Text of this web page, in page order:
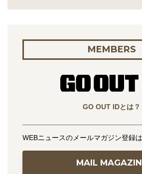
MEMBERS
GO OUT IDとは？
WEBニュースのメールマガジン登録
MAIL